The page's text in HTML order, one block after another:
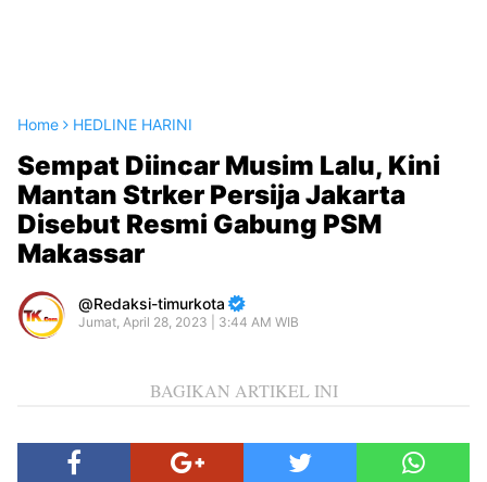
Home HEDLINE HARINI
Sempat Diincar Musim Lalu, Kini
Mantan Strker Persija Jakarta
Disebut Resmi Gabung PSM
Makassar
Redaksi-timurkota
Jumat, April 28, 2023 | 3:44 AM WIB
BAGIKAN ARTIKEL INI